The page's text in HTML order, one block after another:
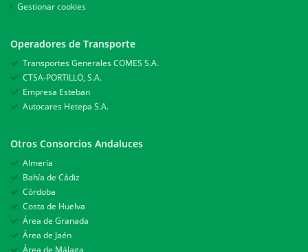
Gestionar cookies
Operadores de Transporte
Transportes Generales COMES S.A.
CTSA-PORTILLO, S.A.
Empresa Esteban
Autocares Hetepa S.A.
Otros Consorcios Andaluces
Almería
Bahía de Cádiz
Córdoba
Costa de Huelva
Área de Granada
Área de Jaén
Área de Málaga